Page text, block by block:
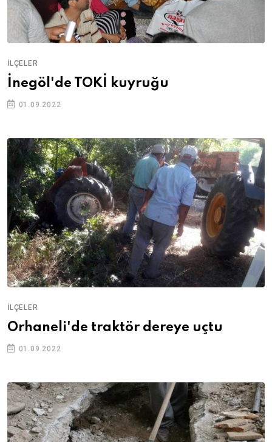
İLÇELER
İnegöl'de TOKİ kuyruğu
01.09.2022
İLÇELER
Orhaneli'de traktör dereye uçtu
01.09.2022